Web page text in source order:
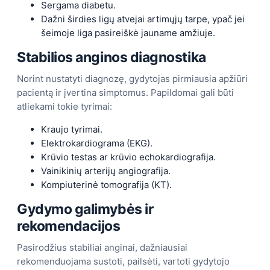
Sergama diabetu.
Dažni širdies ligų atvejai artimųjų tarpe, ypač jei
šeimoje liga pasireiškė jauname amžiuje.
Stabilios anginos diagnostika
Norint nustatyti diagnozę, gydytojas pirmiausia apžiūri
pacientą ir įvertina simptomus. Papildomai gali būti
atliekami tokie tyrimai:
Kraujo tyrimai.
Elektrokardiograma (EKG).
Krūvio testas ar krūvio echokardiografija.
Vainikinių arterijų angiografija.
Kompiuterinė tomografija (KT).
Gydymo galimybės ir
rekomendacijos
Pasirodžius stabiliai anginai, dažniausiai
rekomenduojama sustoti, pailsėti, vartoti gydytojo